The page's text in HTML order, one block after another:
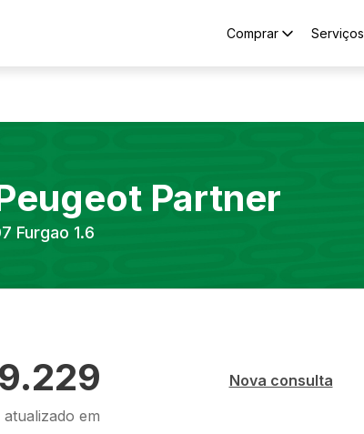
Comprar Serviços
Partner
Furgao 1.6
em
Nova consulta